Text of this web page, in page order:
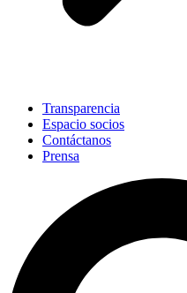
Transparencia
Espacio socios
Contáctanos
Prensa